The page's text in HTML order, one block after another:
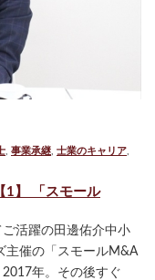
事業承継 士業のキャリア
1】 「スモール
活躍の田邊佑介中小
主催の「スモールM&A
年。その後すぐ